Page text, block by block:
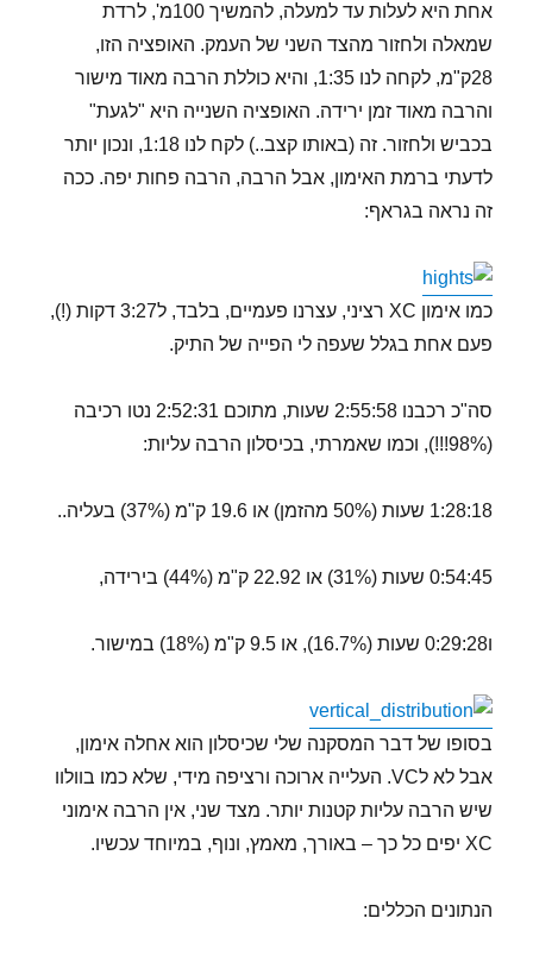
אחת היא לעלות עד למעלה, להמשיך 100מ', לרדת
שמאלה ולחזור מהצד השני של העמק. האופציה הזו,
28ק"מ, לקחה לנו 1:35, והיא כוללת הרבה מאוד מישור
והרבה מאוד זמן ירידה. האופציה השנייה היא "לגעת"
בכביש ולחזור. זה (באותו קצב..) לקח לנו 1:18, ונכון יותר
לדעתי ברמת האימון, אבל הרבה, הרבה פחות יפה. ככה
זה נראה בגראף:
כמו אימון XC רציני, עצרנו פעמיים, בלבד, ל3:27 דקות (!),
פעם אחת בגלל שעפה לי הפייה של התיק.
סה"כ רכבנו 2:55:58 שעות, מתוכם 2:52:31 נטו רכיבה
(98%!!!), וכמו שאמרתי, בכיסלון הרבה עליות:
1:28:18 שעות (50% מהזמן) או 19.6 ק"מ (37%) בעליה..
0:54:45 שעות (31%) או 22.92 ק"מ (44%) בירידה,
ו0:29:28 שעות (16.7%), או 9.5 ק"מ (18%) במישור.
בסופו של דבר המסקנה שלי שכיסלון הוא אחלה אימון,
אבל לא לVC. העלייה ארוכה ורציפה מידי, שלא כמו בוולוו
שיש הרבה עליות קטנות יותר. מצד שני, אין הרבה אימוני
XC יפים כל כך – באורך, מאמץ, ונוף, במיוחד עכשיו.
הנתונים הכללים: